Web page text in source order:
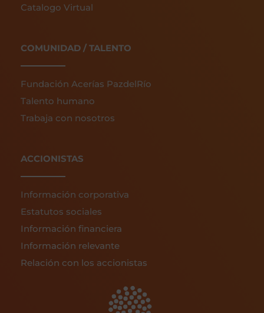
Catalogo Virtual
COMUNIDAD / TALENTO
Fundación Acerías PazdelRío
Talento humano
Trabaja con nosotros
ACCIONISTAS
Información corporativa
Estatutos sociales
Información financiera
Información relevante
Relación con los accionistas